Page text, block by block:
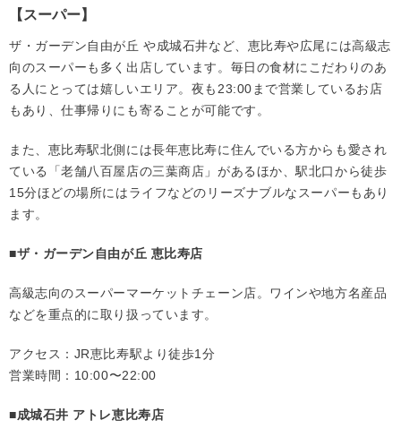
【スーパー】
ザ・ガーデン自由が丘 や成城石井など、恵比寿や広尾には高級志
向のスーパーも多く出店しています。毎日の食材にこだわりのあ
る人にとっては嬉しいエリア。夜も23:00まで営業しているお店
もあり、仕事帰りにも寄ることが可能です。
また、恵比寿駅北側には長年恵比寿に住んでいる方からも愛され
ている「老舗八百屋店の三葉商店」があるほか、駅北口から徒歩
15分ほどの場所にはライフなどのリーズナブルなスーパーもあり
ます。
■ザ・ガーデン自由が丘 恵比寿店
高級志向のスーパーマーケットチェーン店。ワインや地方名産品
などを重点的に取り扱っています。
アクセス：JR恵比寿駅より徒歩1分
営業時間：10:00〜22:00
■成城石井 アトレ恵比寿店